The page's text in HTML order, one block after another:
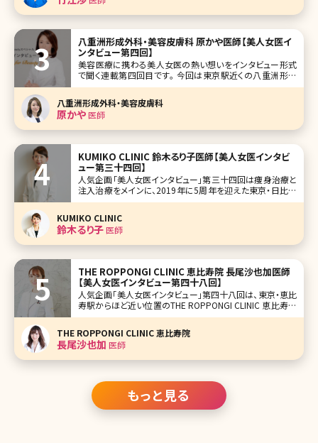
やすく解説していただ
八重洲形成外科・美容皮膚科 原かや医師【美人女医イ
ンタビュー第四回】
美容医療に携わる美人女医の熱い想いをインタビュー形式
で聞く連載第四回目です。 今回は東京駅近くの八重洲形成
外科・美容皮膚科の原かや院長です。 形成外科から美容領
域進出の経緯、現在でも診療にあたる大学病院と開業医の
違いなどを語ってもらい、興味深い内容になりました。インタ
ビューから、その真摯な想いが
八重洲形成外科・美容皮膚科
原かや医師
KUMIKO CLINIC 鈴木るり子医師【美人女医インタビ
ュー第三十四回】
人気企画「美人女医インタビュー」第三十四回は痩身治療と
注入治療をメインに、2019年に5周年を迎えた東京・日比谷
のKUMIKO CLINICの鈴木るり子（すずきるりこ）先生です。 優
から、美容へ移り、痩身治療については内科医の経験がある
か
KUMIKO CLINIC
鈴木るり子医師
THE ROPPONGI CLINIC 恵比寿院 長尾沙也加医師
【美人女医インタビュー第四十八回】
人気企画「美人女医インタビュー」第四十八回は、東京・恵比
寿駅からほど近い位置のTHE ROPPONGI CLINIC 恵比寿院
の長尾沙也加（ながおさやか）先生です。 エイジングケア全
般、特にヒアルロン酸注入を得意とする長尾先生はミセスジ
ャパン全国大会優勝など美を競うコンテストでの実績も持ち
合わ
THE ROPPONGI CLINIC 恵比寿院
長尾沙也加 医師
もっと見る